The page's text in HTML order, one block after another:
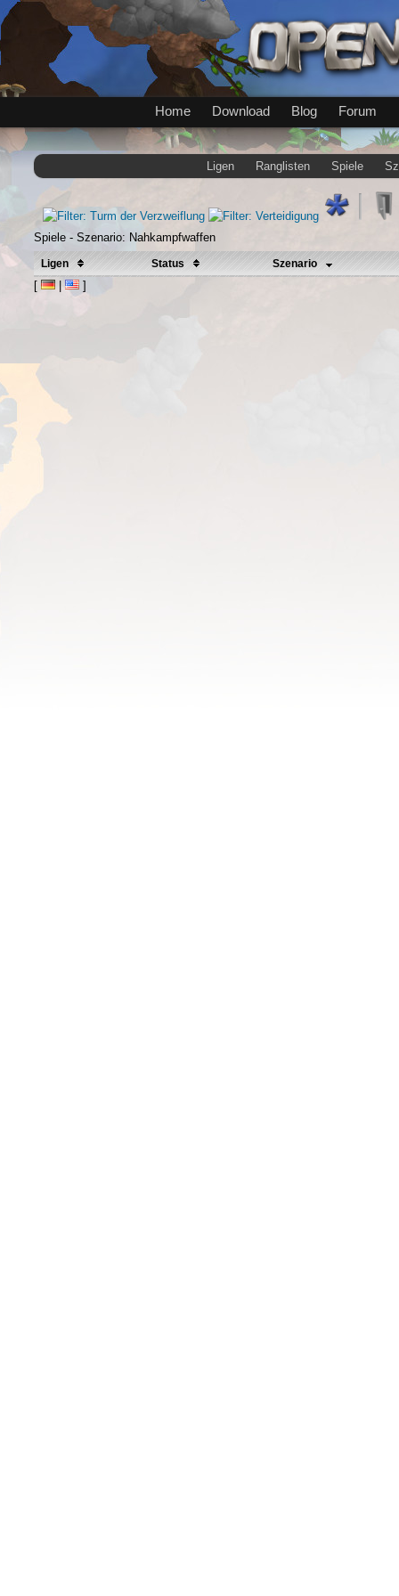
Home Download Blog Forum
Ligen Ranglisten Spiele
Spiele - Szenario: Nahkampfwaffen
Ligen Status Szenario
[ | ]